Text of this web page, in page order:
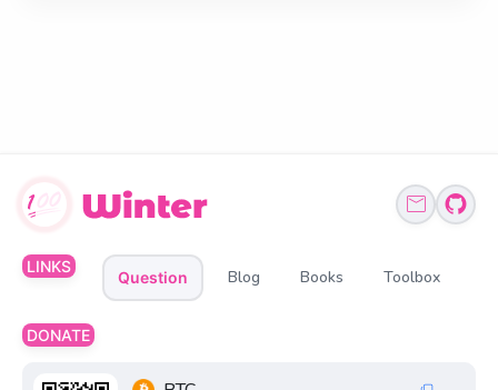
LINKS
Question Blog Books Toolbox
DONATE